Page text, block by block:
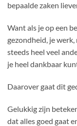
bepaalde zaken
Want als je op een
gezondheid, je
steeds heel veel
je heel dankbaar
Daarover gaat dit
Gelukkig zijn
dat alles goed gaat